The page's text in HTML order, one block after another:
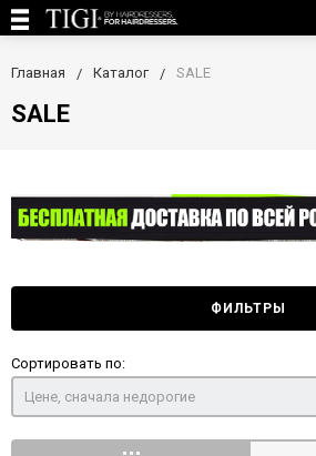
Главная Каталог SALE
SALE
ФИЛЬТРЫ
Сортировать по:
Цене, сначала недорогие